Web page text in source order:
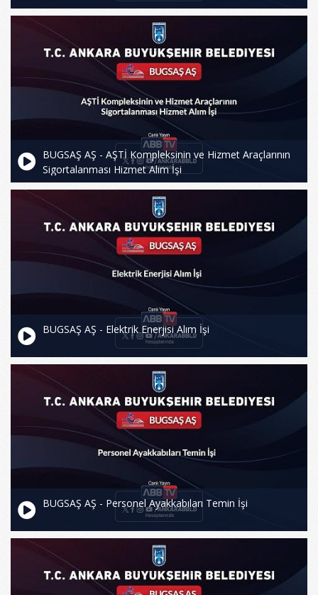
BUGSAŞ AŞ - AŞTİ Kompleksinin ve Hizmet Araçlarının
Sigortalanması Hizmet Alım İşi
BUGSAŞ AŞ - Elektrik Enerjisi Alım İşi
BUGSAŞ AŞ - Personel Ayakkabıları Temin İşi